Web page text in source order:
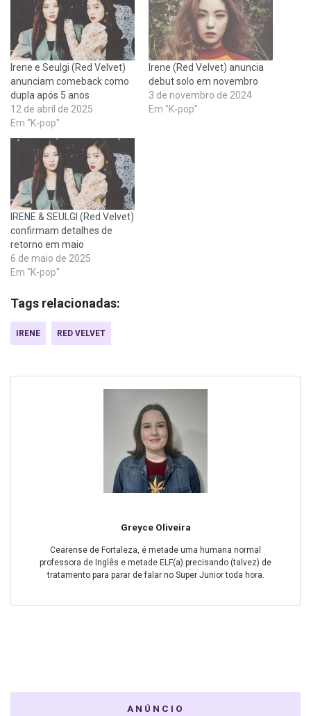
Irene e Seulgi (Red Velvet)
anunciam comeback como
dupla após 5 anos
12 de abril de 2025
Em "K-pop"
Irene (Red Velvet) anuncia
debut solo em novembro
3 de novembro de 2024
Em "K-pop"
IRENE & SEULGI (Red Velvet)
confirmam detalhes de
retorno em maio
6 de maio de 2025
Em "K-pop"
Tags relacionadas:
IRENE RED VELVET
Greyce Oliveira
Cearense de Fortaleza, é metade uma humana normal
professora de Inglês e metade ELF(a) precisando (talvez) de
tratamento para parar de falar no Super Junior toda hora.
ANÚNCIO